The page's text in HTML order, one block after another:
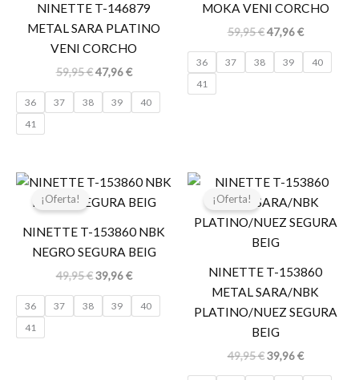
NINETTE T-146879
METAL SARA PLATINO
VENI CORCHO
59,95€ 47,96€
36 37 38 39
40
41
MOKA VENI CORCHO
59,95€ 47,96€
36 37 38 39
40
41
¡Oferta!
NINETTE T-153860 NBK
NEGRO SEGURA BEIG
49,95€
El
original
49,95 €.
39,96€
El
actual
39,96 €.
36 37 38 39
40
41
¡Oferta!
NINETTE T-153860
METAL SARA/NBK
PLATINO/NUEZ SEGURA
BEIG
49,95€
El
original
era:
49,95 €.
39,96€
El
actual
es: